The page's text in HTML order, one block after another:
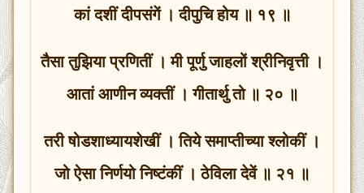
कां दशीं दीपसंगें । दीपुचि होय ॥ १९ ॥
तैसा तुझिया प्रणितीं । मी पूर्णु जाहलों श्रीनिवृत्ती ।
आतां आणीन व्यक्तीं । गीतार्थु तो ॥ २० ॥
तरी षोडशाध्यायशेखीं । तिये समाप्तीच्या श्लोकीं ।
जो ऐसा निर्णयो निष्टंकीं । ठेविला देवें ॥ २१ ॥